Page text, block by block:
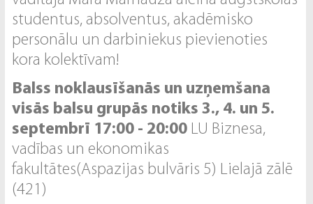
studentus, absolventus, akadēmisko
personālu un darbiniekus pievienoties
kora kolektīvam!
Balss noklausīšanās un uzņemšana
visās balsu grupās notiks 3., 4. un 5.
septembrī 17:00 - 20:00 LU Biznesa,
vadības un ekonomikas
fakultātes(Aspazijas bulvāris 5) Lielajā zālē
(421)